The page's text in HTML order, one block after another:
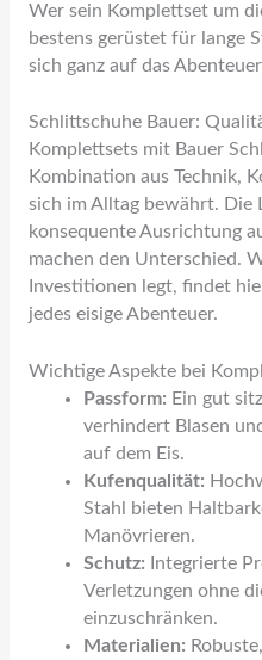
Wer sein Komplettset um
bestens gerüstet für lange
sich ganz auf das
Schlittschuhe Bauer:
Komplettsets mit Bauer
Kombination aus Technik,
sich im Alltag bewährt. Die
konsequente Ausrichtung
machen den Unterschied.
Investitionen legt, findet
jedes eisige Abenteuer.
Wichtige Aspekte bei
Passform: Ein gut
verhindert Blasen
auf dem Eis.
Kufenqualität:
Stahl bieten
Manövrieren.
Schutz: Integrierte
Verletzungen ohne
einzuschränken.
Materialien: